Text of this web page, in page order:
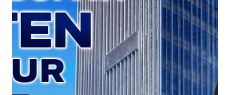
Inspirations
Internasional
Investasi
Kesehatan
KPK
Kriminal
Kriminalitas
Lifestyle
lingkungan
Lingkungan Hidup
Megapolitan